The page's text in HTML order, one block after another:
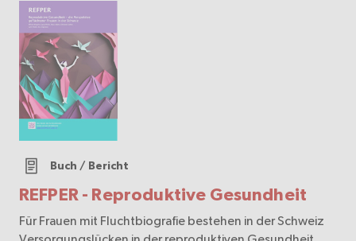
REFPER - Reproduktive Gesundheit
Buch / Bericht
Für Frauen mit Fluchtbiografie bestehen in der Schweiz